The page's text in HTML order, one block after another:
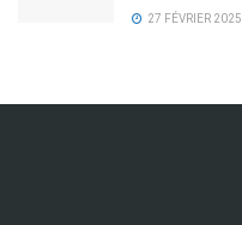
27 FÉVRIER 2025